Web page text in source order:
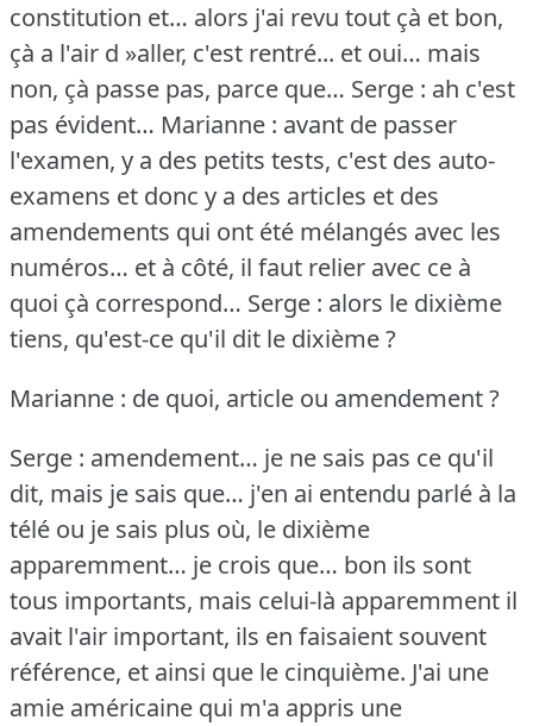
constitution et… alors j'ai revu tout çà et bon,
çà a l'air d »aller, c'est rentré... et oui… mais
non, çà passe pas, parce que… Serge : ah c'est
pas évident… Marianne : avant de passer
l'examen, y a des petits tests, c'est des auto-
examens et donc y a des articles et des
amendements qui ont été mélangés avec les
numéros… et à côté, il faut relier avec ce à
quoi çà correspond… Serge : alors le dixième
tiens, qu'est-ce qu'il dit le dixième ?
Marianne : de quoi, article ou amendement ?
Serge : amendement… je ne sais pas ce qu'il
dit, mais je sais que… j'en ai entendu parlé à la
télé ou je sais plus où, le dixième
apparemment… je crois que… bon ils sont
tous importants, mais celui-là apparemment il
avait l'air important, ils en faisaient souvent
référence, et ainsi que le cinquième. J'ai une
amie américaine qui m'a appris une